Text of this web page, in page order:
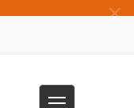
×
Toggle